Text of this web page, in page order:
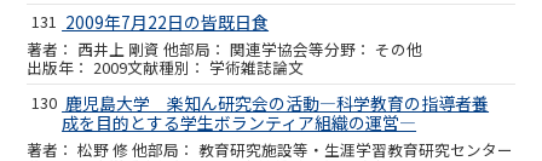
131 2009年7月22日の皆既日食
西井上 剛資 他 関連学協会等 その他
2009
学術雑誌論文
130 鹿児島大学 楽知ん研究会の活動―科学教育の指導者養
成を目的とする学生ボランティア組織の運営―
松野 修 他 教育研究施設等・生涯学習教育研究センター